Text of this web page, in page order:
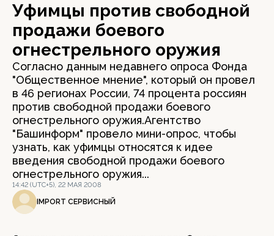
Уфимцы против свободной
продажи боевого
огнестрельного оружия
Согласно данным недавнего опроса Фонда
"Общественное мнение", который он провел
в 46 регионах России, 74 процента россиян
против свободной продажи боевого
огнестрельного оружия.Агентство
"Башинформ" провело мини-опрос, чтобы
узнать, как уфимцы относятся к идее
введения свободной продажи боевого
огнестрельного оружия...
14:42 (UTC+5), 22 МАЯ 2008
IMPORT СЕРВИСНЫЙ